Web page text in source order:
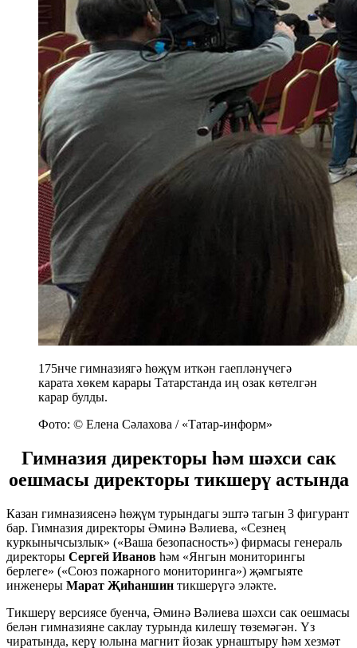
175нче гимназиягә һөҗүм иткән гаепләнүчегә
карата хөкем карары Татарстанда иң озак көтелгән
карар булды.
Фото: © Елена Сәлахова / «Татар-информ»
Гимназия директоры һәм шәхси сак
оешмасы директоры тикшерү астында
Казан гимназиясенә һөҗүм турындагы эштә тагын 3 фигурант
бар. Гимназия директоры Әминә Вәлиева, «Сезнең
куркынычсызлык» («Ваша безопасность») фирмасы генераль
директоры Сергей Иванов һәм «Янгын мониторингы
берлеге» («Союз пожарного мониторинга») җәмгыяте
инженеры Марат Җиһаншин тикшерүгә эләкте.
Тикшерү версиясе буенча, Әминә Вәлиева шәхси сак оешмасы
белән гимназияне саклау турында килешү төземәгән. Үз
чиратында, керү юлына магнит йозак урнаштыру һәм хезмәт